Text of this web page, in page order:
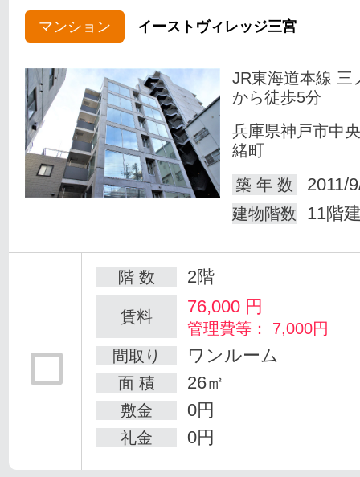
マンション イーストヴィレッジ三宮
JR東海道本線 三
から徒歩5分
兵庫県神戸市中
緒町
築 年 数
2011/
建物階数 11階
階 数 2階
賃料 76,000 円
管理費等： 7,000円
間取り
ワンルーム
面 積 26㎡
敷金 0円
礼金 0円